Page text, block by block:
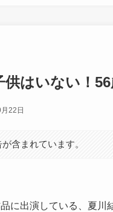
供はいない！
22日
含まれています。
に出演している、夏川